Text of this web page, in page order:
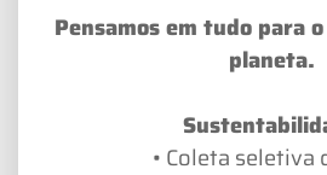
Pensamos em tudo para
planeta.
• Coleta seletiva